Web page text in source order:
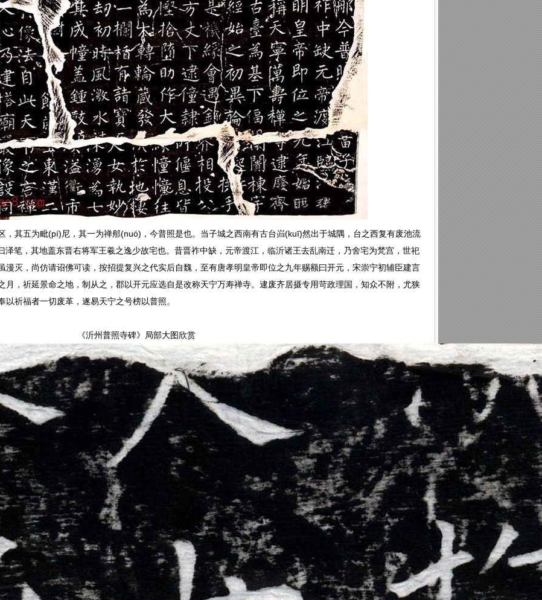
，其五为毗(pí)尼，其一为禅郍(nuó)，今普照是也。当子城之西南有古台岿(kuī)然出于城隅，台之西复有废池流
笔，其地盖东晋右将军王羲之逸少故宅也。昔晋祚中缺，元帝渡江，临沂诸王去乱南迁，乃舍宅为梵宫，世祀
漫灭，尚仿请诏佛可读，按招提复兴之代实后自魏，至有唐孝明皇帝即位之九年赐额曰开元，宋崇宁初辅臣建言
月，祈延景命之地，制从之，郡以开元应选自是改称天宁万寿禅寺。逮废齐居摄专用苛政理国，知众不附，尤狭
祈福者一切废革，遂易天宁之号榜以普照。
《沂州普照寺碑》局部大图欣赏